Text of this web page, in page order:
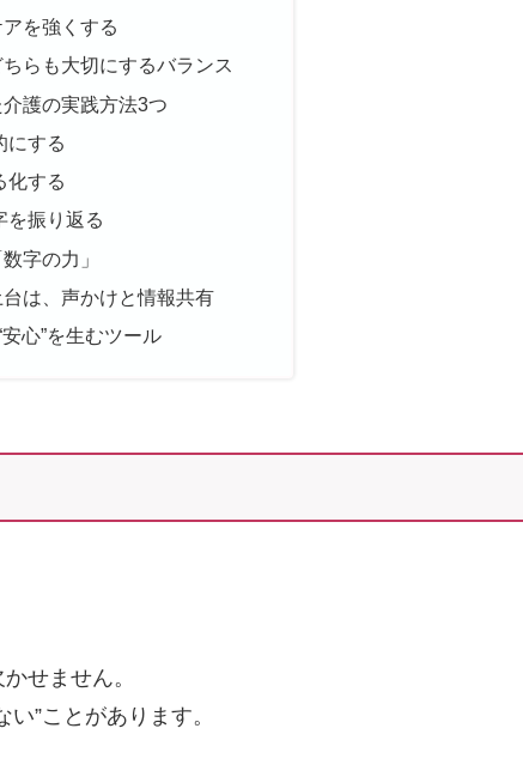
を強くする
らも大切にするバランス
護の実践方法3つ
にする
化する
を振り返る
字の力」
は、声かけと情報共有
安心”を生むツール
せません。
”ことがあります。